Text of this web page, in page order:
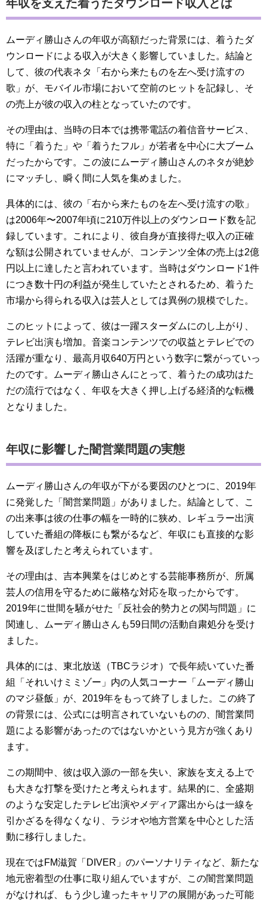
年収を支えた着うたダウンロード収入とは
ムーディ勝山さんの年収が高額だった背景には、着うたダ
ウンロードによる収入が大きく影響していました。結論と
して、彼の代表ネタ「右から来たものを左へ受け流すの
歌」が、モバイル市場において空前のヒットを記録し、そ
の売上が彼の収入の柱となっていたのです。
その理由は、当時の日本では携帯電話の着信音サービス、
特に「着うた」や「着うたフル」が若者を中心に大ブーム
だったからです。この波にムーディ勝山さんのネタが絶妙
にマッチし、瞬く間に人気を集めました。
具体的には、彼の「右から来たものを左へ受け流すの歌」
は2006年〜2007年頃に210万件以上のダウンロード数を記
録しています。これにより、彼自身が直接得た収入の正確
な額は公開されていませんが、コンテンツ全体の売上は2億
円以上に達したと言われています。当時はダウンロード1件
につき数十円の利益が発生していたとされるため、着うた
市場から得られる収入は芸人としては異例の規模でした。
このヒットによって、彼は一躍スターダムにのし上がり、
テレビ出演も増加。音楽コンテンツでの収益とテレビでの
活躍が重なり、最高月収640万円という数字に繋がっていっ
たのです。ムーディ勝山さんにとって、着うたの成功はた
だの流行ではなく、年収を大きく押し上げる経済的な転機
となりました。
年収に影響した闇営業問題の実態
ムーディ勝山さんの年収が下がる要因のひとつに、2019年
に発覚した「闇営業問題」がありました。結論として、こ
の出来事は彼の仕事の幅を一時的に狭め、レギュラー出演
していた番組の降板にも繋がるなど、年収にも直接的な影
響を及ぼしたと考えられています。
その理由は、吉本興業をはじめとする芸能事務所が、所属
芸人の信用を守るために厳格な対応を取ったからです。
2019年に世間を騒がせた「反社会的勢力との関与問題」に
関連し、ムーディ勝山さんも59日間の活動自粛処分を受け
ました。
具体的には、東北放送（TBCラジオ）で長年続いていた番
組「それいけミミゾー」内の人気コーナー「ムーディ勝山
のマジ昼飯」が、2019年をもって終了しました。この終了
の背景には、公式には明言されていないものの、闇営業問
題による影響があったのではないかという見方が強くあり
ます。
この期間中、彼は収入源の一部を失い、家族を支える上で
も大きな打撃を受けたと考えられます。結果的に、全盛期
のような安定したテレビ出演やメディア露出からは一線を
引かざるを得なくなり、ラジオや地方営業を中心とした活
動に移行しました。
現在ではFM滋賀「DIVER」のパーソナリティなど、新たな
地元密着型の仕事に取り組んでいますが、この闇営業問題
がなければ、もう少し違ったキャリアの展開があった可能